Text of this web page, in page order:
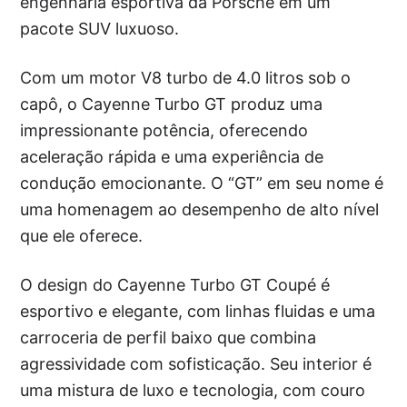
pacote SUV luxuoso.
Com um motor V8 turbo de 4.0 litros sob o
capô, o Cayenne Turbo GT produz uma
impressionante potência, oferecendo
aceleração rápida e uma experiência de
condução emocionante. O “GT” em seu nome é
uma homenagem ao desempenho de alto nível
que ele oferece.
O design do Cayenne Turbo GT Coupé é
esportivo e elegante, com linhas fluidas e uma
carroceria de perfil baixo que combina
agressividade com sofisticação. Seu interior é
uma mistura de luxo e tecnologia, com couro